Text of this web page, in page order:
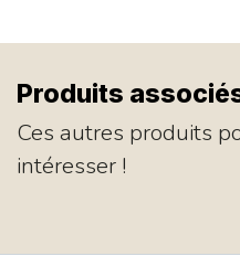
Produits
Ces autres produits
intéresser !